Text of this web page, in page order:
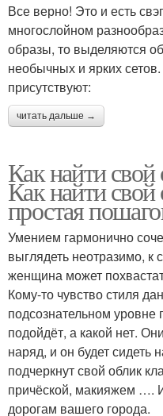
Все верно! Это и есть
многослойном
образы, то выделяются
необычных и ярких
присутствуют:
читать дальше →
Как найти
Как найти
простая
Умением гармонично
выглядеть неотразимо,
женщина может
Кому-то чувство стиля
подсознательном
подойдёт, а какой нет.
наряд, и он будет сидеть
подчеркнут свой облик
причёской, макияжем ….
дорогам вашего города.